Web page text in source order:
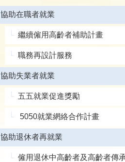
協助在職者就業
繼續僱用高齡者補助計畫
職務再設計服務
協助失業者就業
五五就業促進獎勵
5050就業網絡合作計畫
協助退休者再就業
僱用退休中高齡者及高齡者傳